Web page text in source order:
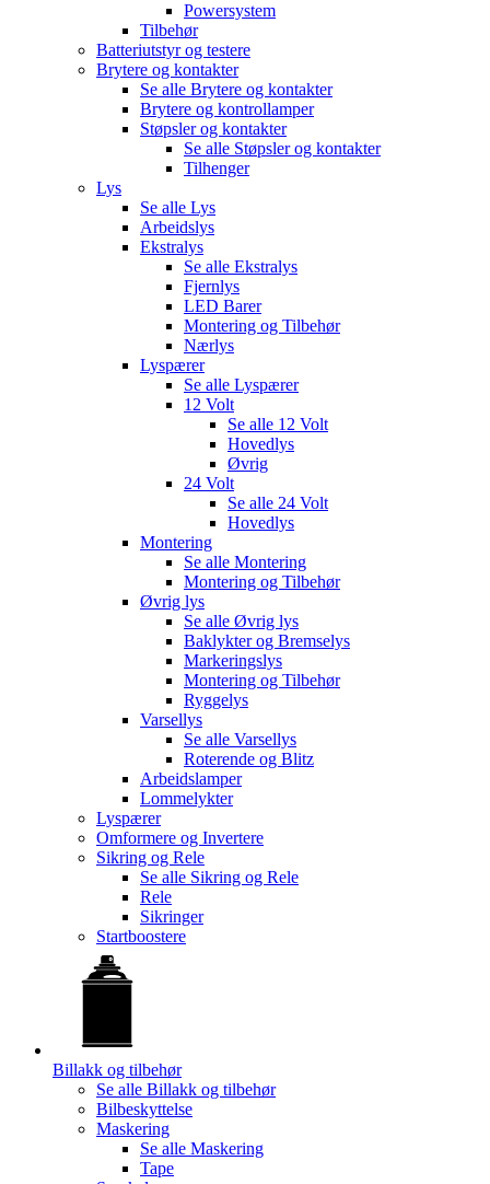
Powersystem
Tilbehør
Batteriutstyr og testere
Brytere og kontakter
Se alle Brytere og kontakter
Brytere og kontrollamper
Støpsler og kontakter
Se alle Støpsler og kontakter
Tilhenger
Lys
Se alle Lys
Arbeidslys
Ekstralys
Se alle Ekstralys
Fjernlys
LED Barer
Montering og Tilbehør
Nærlys
Lyspærer
Se alle Lyspærer
12 Volt
Se alle 12 Volt
Hovedlys
Øvrig
24 Volt
Se alle 24 Volt
Hovedlys
Montering
Se alle Montering
Montering og Tilbehør
Øvrig lys
Se alle Øvrig lys
Baklykter og Bremselys
Markeringslys
Montering og Tilbehør
Ryggelys
Varsellys
Se alle Varsellys
Roterende og Blitz
Arbeidslamper
Lommelykter
Lyspærer
Omformere og Invertere
Sikring og Rele
Se alle Sikring og Rele
Rele
Sikringer
Startboostere
Billakk og tilbehør
Se alle Billakk og tilbehør
Bilbeskyttelse
Maskering
Se alle Maskering
Tape